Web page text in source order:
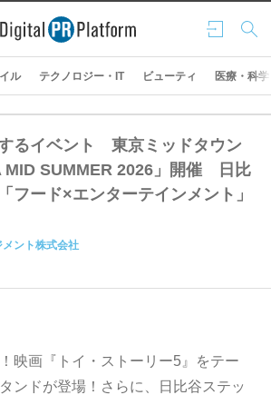
ログ
イン
検索
ル テクノロジー・IT ビューティ 医療・科学
るイベント 東京ミッドタウン
MID SUMMER 2026」開催 日比
フード×エンターテインメント」
ント株式会社
映画『トイ・ストーリー5』をテー
ンドが登場！さらに、日比谷ステッ